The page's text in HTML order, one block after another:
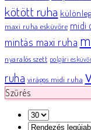
kötött ruha
maxi ruha esküvőre midi
mintás maxi ruha
nyaralós szett polgári
ruha virágos midi ruha
Szűrés